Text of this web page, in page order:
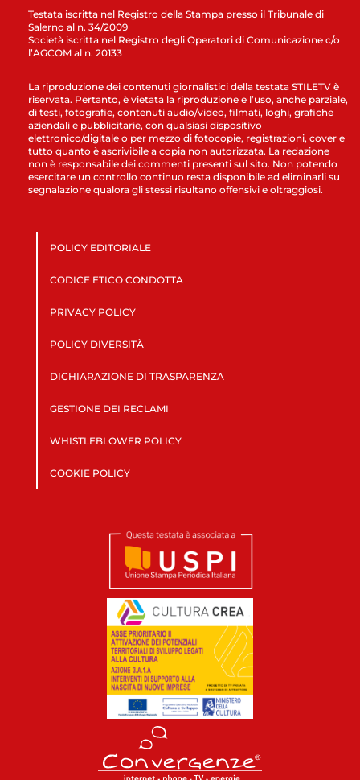
Testata iscritta nel Registro della Stampa presso il Tribunale di
Salerno al n. 34/2009
Società iscritta nel Registro degli Operatori di Comunicazione c/o
l’AGCOM al n. 20133
La riproduzione dei contenuti giornalistici della testata STILETV è
riservata. Pertanto, è vietata la riproduzione e l’uso, anche parziale,
di testi, fotografie, contenuti audio/video, filmati, loghi, grafiche
aziendali e pubblicitarie, con qualsiasi dispositivo
elettronico/digitale o per mezzo di fotocopie, registrazioni, cover e
tutto quanto è ascrivibile a copia non autorizzata. La redazione
non è responsabile dei commenti presenti sul sito. Non potendo
esercitare un controllo continuo resta disponibile ad eliminarli su
segnalazione qualora gli stessi risultano offensivi e oltraggiosi.
POLICY EDITORIALE
CODICE ETICO CONDOTTA
PRIVACY POLICY
POLICY DIVERSITÀ
DICHIARAZIONE DI TRASPARENZA
GESTIONE DEI RECLAMI
WHISTLEBLOWER POLICY
COOKIE POLICY